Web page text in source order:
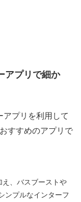
アプリで細か
プリを利用して
すすめのアプリで
、バスブーストや
ンプルなインターフ